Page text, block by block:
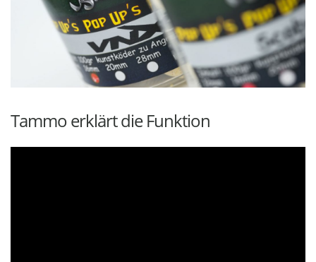
Tammo erklärt die Funktion